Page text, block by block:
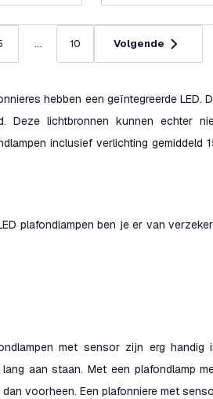
... 10 Volgende
hebben een geïntegreerde LED.
Deze lichtbronnen kunnen echter
inclusief verlichting gemiddeld
plafondlampen ben je er van
met sensor zijn erg handig
aan staan. Met een plafondlamp
voorheen. Een plafonniere met